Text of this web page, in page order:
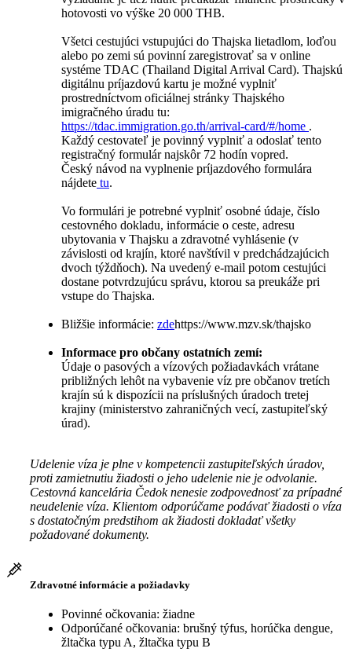
hotovosti vo výške 20 000 THB.
Všetci cestujúci vstupujúci do Thajska lietadlom, loďou
alebo po zemi sú povinní zaregistrovať sa v online
systéme TDAC (Thailand Digital Arrival Card). Thajskú
digitálnu príjazdovú kartu je možné vyplniť
prostredníctvom oficiálnej stránky Thajského
imigračného úradu tu:
https://tdac.immigration.go.th/arrival-card/#/home .
Každý cestovateľ je povinný vyplniť a odoslať tento
registračný formulár najskôr 72 hodín vopred.
Český návod na vyplnenie príjazdového formulára
nájdete tu.
Vo formulári je potrebné vyplniť osobné údaje, číslo
cestovného dokladu, informácie o ceste, adresu
ubytovania v Thajsku a zdravotné vyhlásenie (v
závislosti od krajín, ktoré navštívil v predchádzajúcich
dvoch týždňoch). Na uvedený e-mail potom cestujúci
dostane potvrdzujúcu správu, ktorou sa preukáže pri
vstupe do Thajska.
Bližšie informácie: zdehttps://www.mzv.sk/thajsko
Informace pro občany ostatních zemí:
Údaje o pasových a vízových požiadavkách vrátane
približných lehôt na vybavenie víz pre občanov tretích
krajín sú k dispozícii na príslušných úradoch tretej
krajiny (ministerstvo zahraničných vecí, zastupiteľský
úrad).
Udelenie víza je plne v kompetencii zastupiteľských úradov,
proti zamietnutiu žiadosti o jeho udelenie nie je odvolanie.
Cestovná kancelária Čedok nenesie zodpovednosť za prípadné
neudelenie víza. Klientom odporúčame podávať žiadosti o víza
s dostatočným predstihom ak žiadosti dokladať všetky
požadované dokumenty.
Zdravotné informácie a požiadavky
Povinné očkovania: žiadne
Odporúčané očkovania: brušný týfus, horúčka dengue,
žltačka typu A, žltačka typu B